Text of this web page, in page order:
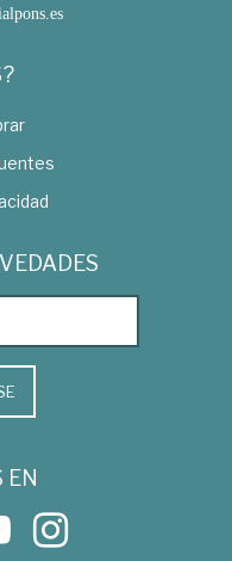
EN